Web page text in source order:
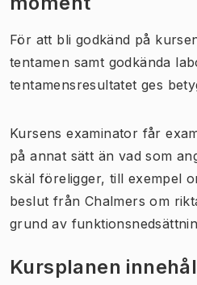
För att bli godkänd på
tentamen samt godkända
tentamensresultatet ges
Kursens examinator får
på annat sätt än vad som
skäl föreligger, till exempel
beslut från Chalmers om
grund av
Kursplanen